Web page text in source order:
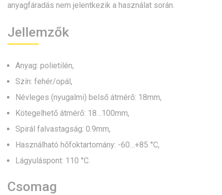
anyagfáradás nem jelentkezik a használat során.
Jellemzők
Anyag: polietilén,
Szín: fehér/opál,
Névleges (nyugalmi) belső átmérő: 18mm,
Kötegelhető átmérő: 18…100mm,
Spirál falvastagság: 0.9mm,
Használható hőfoktartomány: -60…+85 °C,
Lágyuláspont: 110 °C.
Csomag